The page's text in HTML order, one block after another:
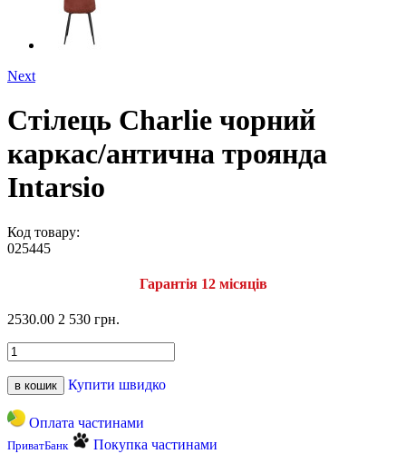
Next
Стілець Charlie чорний
каркас/антична троянда
Intarsio
Код товару:
025445
Гарантія 12 місяців
2530.00 2 530 грн.
в кошик Купити швидко
Оплата частинами
ПриватБанк Покупка частинами